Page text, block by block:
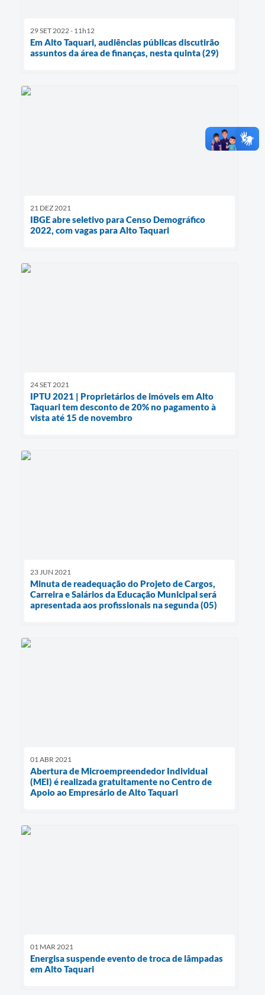
29 SET 2022 - 11h12
Em Alto Taquari, audiências públicas discutirão
assuntos da área de finanças, nesta quinta (29)
21 DEZ 2021
IBGE abre seletivo para Censo Demográfico
2022, com vagas para Alto Taquari
24 SET 2021
IPTU 2021 | Proprietários de imóveis em Alto
Taquari tem desconto de 20% no pagamento à
vista até 15 de novembro
23 JUN 2021
Minuta de readequação do Projeto de Cargos,
Carreira e Salários da Educação Municipal será
apresentada aos profissionais na segunda (05)
01 ABR 2021
Abertura de Microempreendedor Individual
(MEI) é realizada gratuitamente no Centro de
Apoio ao Empresário de Alto Taquari
01 MAR 2021
Energisa suspende evento de troca de lâmpadas
em Alto Taquari